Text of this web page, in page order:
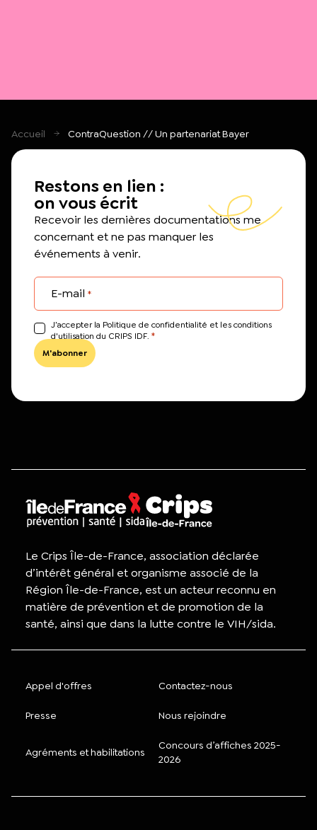
Accueil ContraQuestion // Un partenariat Bayer
Restons en lien :
on vous écrit
Recevoir les dernières documentations me
concernant et ne pas manquer les
événements à venir.
E-mail *
J’accepter la Politique de confidentialité et les conditions
d'utilisation du CRIPS IDF. *
Le Crips Île-de-France, association déclarée
d’intérêt général et organisme associé de la
Région Île-de-France, est un acteur reconnu en
matière de prévention et de promotion de la
santé, ainsi que dans la lutte contre le VIH/sida.
Appel d'offres Contactez-nous
Presse Nous rejoindre
Agréments et habilitations
Concours d’affiches 2025-
2026